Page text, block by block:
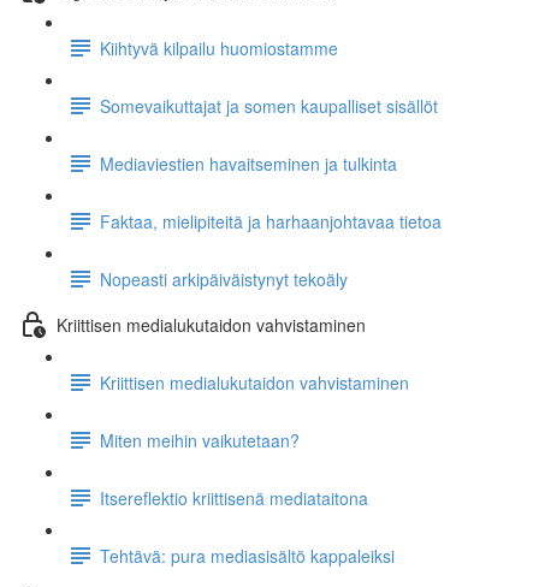
Kiihtyvä kilpailu huomiostamme
Somevaikuttajat ja somen kaupalliset sisällöt
Mediaviestien havaitseminen ja tulkinta
Faktaa, mielipiteitä ja harhaanjohtavaa tietoa
Nopeasti arkipäiväistynyt tekoäly
Kriittisen medialukutaidon vahvistaminen
Kriittisen medialukutaidon vahvistaminen
Miten meihin vaikutetaan?
Itsereflektio kriittisenä mediataitona
Tehtävä: pura mediasisältö kappaleiksi